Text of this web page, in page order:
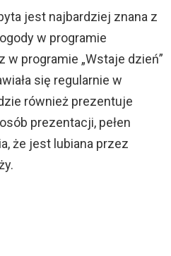
jest najbardziej znana z
w programie
w programie „Wstaje dzień”
się regularnie w
również prezentuje
prezentacji, pełen
że jest lubiana przez